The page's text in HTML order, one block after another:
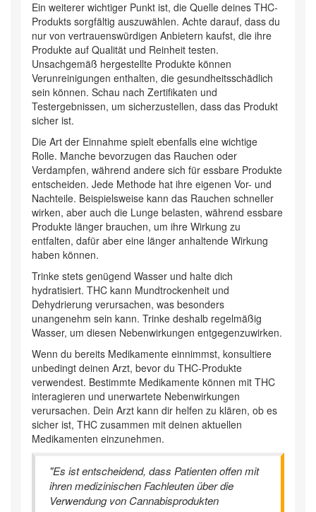
Ein weiterer wichtiger Punkt ist, die Quelle deines THC-
Produkts sorgfältig auszuwählen. Achte darauf, dass du
nur von vertrauenswürdigen Anbietern kaufst, die ihre
Produkte auf Qualität und Reinheit testen.
Unsachgemäß hergestellte Produkte können
Verunreinigungen enthalten, die gesundheitsschädlich
sein können. Schau nach Zertifikaten und
Testergebnissen, um sicherzustellen, dass das Produkt
sicher ist.
Die Art der Einnahme spielt ebenfalls eine wichtige
Rolle. Manche bevorzugen das Rauchen oder
Verdampfen, während andere sich für essbare Produkte
entscheiden. Jede Methode hat ihre eigenen Vor- und
Nachteile. Beispielsweise kann das Rauchen schneller
wirken, aber auch die Lunge belasten, während essbare
Produkte länger brauchen, um ihre Wirkung zu
entfalten, dafür aber eine länger anhaltende Wirkung
haben können.
Trinke stets genügend Wasser und halte dich
hydratisiert. THC kann Mundtrockenheit und
Dehydrierung verursachen, was besonders
unangenehm sein kann. Trinke deshalb regelmäßig
Wasser, um diesen Nebenwirkungen entgegenzuwirken.
Wenn du bereits Medikamente einnimmst, konsultiere
unbedingt deinen Arzt, bevor du THC-Produkte
verwendest. Bestimmte Medikamente können mit THC
interagieren und unerwartete Nebenwirkungen
verursachen. Dein Arzt kann dir helfen zu klären, ob es
sicher ist, THC zusammen mit deinen aktuellen
Medikamenten einzunehmen.
"Es ist entscheidend, dass Patienten offen mit
ihren medizinischen Fachleuten über die
Verwendung von Cannabisprodukten